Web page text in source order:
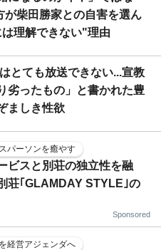
が柴田勝家との自害を選ん
理解できない"理由
とても放送できない...宣教
劣ったもの」と書かれた豊
ましき性欲
パーソンを癒やす
ビスと別荘の独立性を融
荘｢GLAMDAY STYLE｣の
Sponsored
経営アジェンダへ